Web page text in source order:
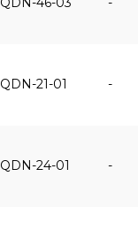
QDN-21-01 -
QDN-24-01 -